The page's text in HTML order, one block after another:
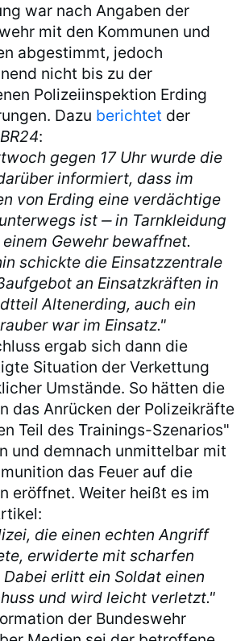
war nach Angaben der
mit den Kommunen und
abgestimmt, jedoch
nicht bis zu der
Polizeiinspektion Erding
Dazu berichtet der
BR24:
gegen 17 Uhr wurde die
informiert, dass im
von Erding eine verdächtige
ist ‒ in Tarnkleidung
Gewehr bewaffnet.
schickte die Einsatzzentrale
an Einsatzkräften in
Altenerding, auch ein
war im Einsatz."
ergab sich dann die
Situation der Verkettung
Umstände. So hätten die
das Anrücken der Polizeikräfte
Teil des Trainings-Szenarios"
und demnach unmittelbar mit
das Feuer auf die
eröffnet. Weiter heißt es im
die einen echten Angriff
erwiderte mit scharfen
Dabei erlitt ein Soldat einen
und wird leicht verletzt."
der Bundeswehr